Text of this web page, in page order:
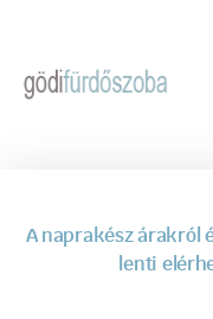
A naprakész árakról
lenti